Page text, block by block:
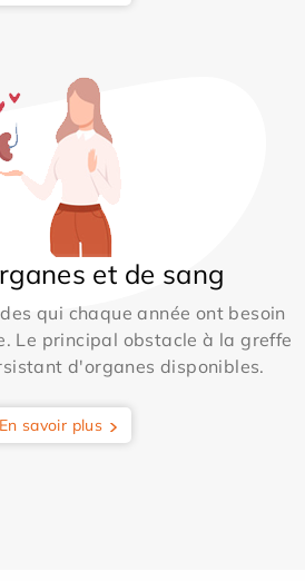
et de sang
qui chaque année ont besoin
Le principal obstacle à la greffe
d'organes disponibles.
En savoir plus